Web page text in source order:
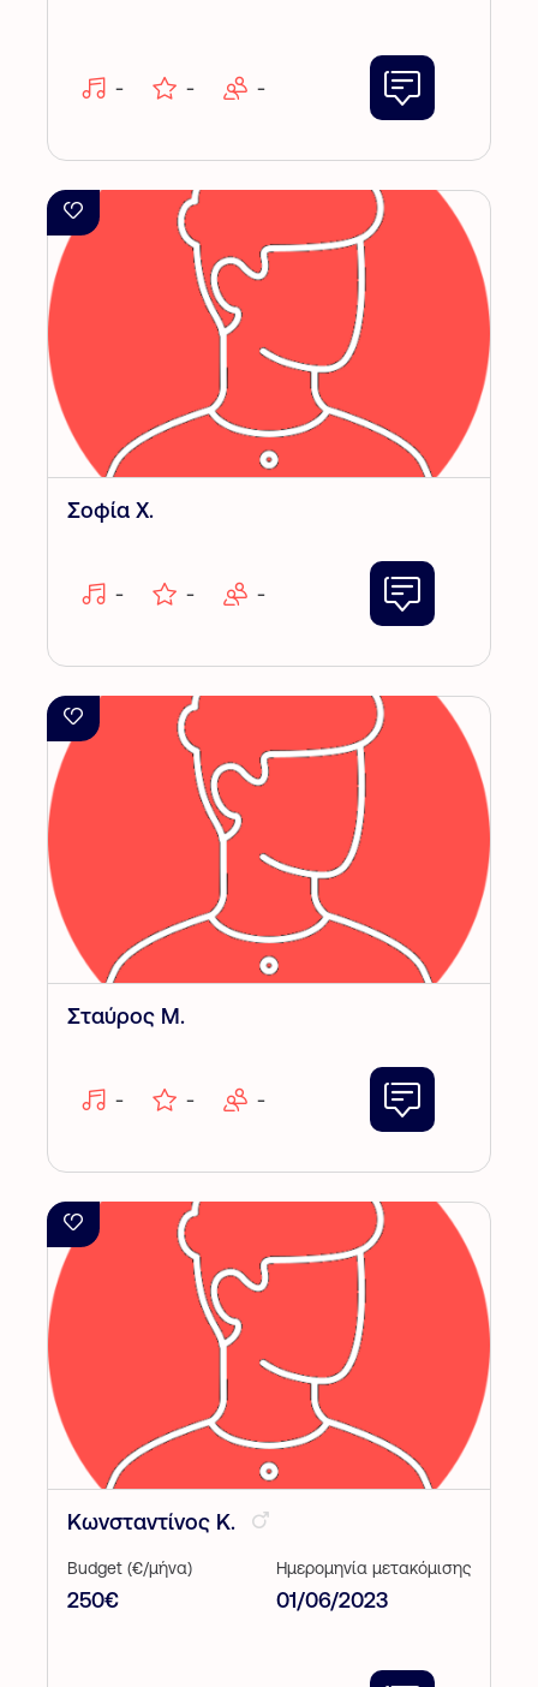
- - -
Σοφία Χ.
- - -
Σταύρος Μ.
- - -
Κωνσταντίνος Κ.
Budget (€/μήνα)
250€
Ημερομηνία μετακόμισης
01/06/2023